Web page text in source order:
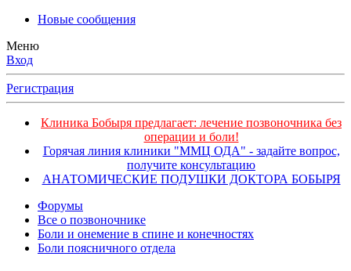
Новые сообщения
Меню
Вход
Регистрация
Клиника Бобыря предлагает: лечение позвоночника без
операции и боли!
Горячая линия клиники "ММЦ ОДА" - задайте вопрос,
получите консультацию
АНАТОМИЧЕСКИЕ ПОДУШКИ ДОКТОРА БОБЫРЯ
Форумы
Все о позвоночнике
Боли и онемение в спине и конечностях
Боли поясничного отдела